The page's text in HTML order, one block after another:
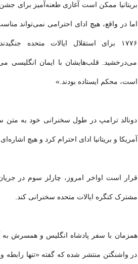
اما در واقع، هیچ ادای احترامی نمی‌تواند
۱۷۷۶ برای استقلال ایالات متحده
می‌درخشید. قلب‌هایشان با ایمان انگلیسی
است، محکم ایستاده بودند.»
دونالد ترامپ در طول سخنرانی خود به متن
آمریکا و بریتانیا ادای احترام کرد و هیچ
قرار است اواخر امروز، چارلز سوم در
مشترک کنگره ایالات متحده سخنرانی کند.
همزمان با سفر پادشاه انگلیس و همسرش به
در واشنگتن منتشر شده که گفته «تنها رابطه